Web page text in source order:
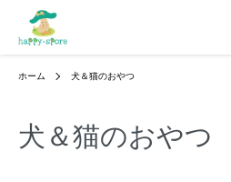
ホーム 犬＆猫のおやつ
犬＆猫のおやつ